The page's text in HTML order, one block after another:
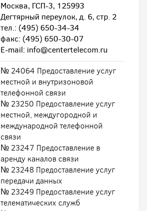
Москва, ГСП-3, 125993
Дегтярный переулок, д. 6, стр. 2
тел.: (495) 650-34-34
факс: (495) 650-30-07
E-mail: info@centertelecom.ru
№ 24064 Предоставление услуг
местной и внутризоновой
телефонной связи
№ 23250 Предоставление услуг
местной, междугородной и
международной телефонной
связи
№ 23247 Предоставление в
аренду каналов связи
№ 23248 Предоставление услуг
передачи данных
№ 23249 Предоставление услуг
телематических служб